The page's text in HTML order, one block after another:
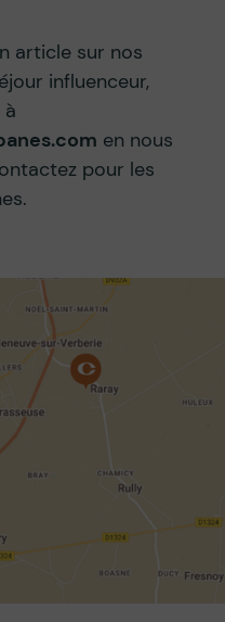
article sur nos
influenceur,
à
en nous
pour les